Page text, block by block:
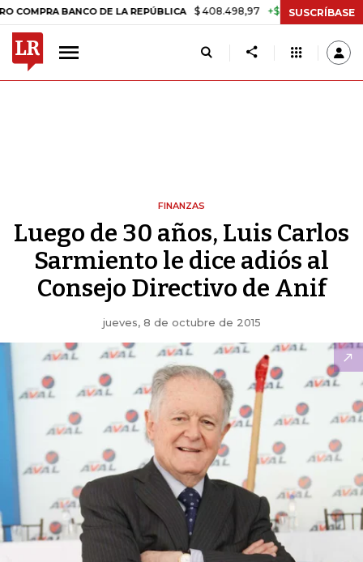
BANCO DE LA REPÚBLICA $ 408.498,97 +$ 8.753,81 +2,19%
SUSCRÍBASE
FINANZAS
Luego de 30 años, Luis Carlos
Sarmiento le dice adiós al
Consejo Directivo de Anif
jueves, 8 de octubre de 2015